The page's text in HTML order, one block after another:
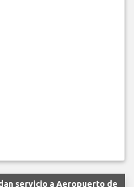
servicio a Aeropuerto de